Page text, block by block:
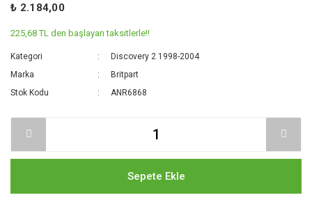
₺ 2.184,00
225,68 TL den başlayan taksitlerle!!
Kategori
Discovery 2 1998-2004
Marka
Britpart
Stok Kodu
ANR6868
Sepete Ekle